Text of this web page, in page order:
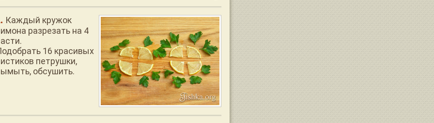
Каждый кружок
разрезать на 4
16 красивых
петрушки,
обсушить.